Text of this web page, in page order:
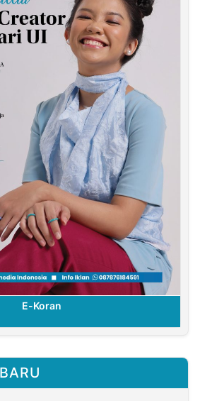
E-Koran